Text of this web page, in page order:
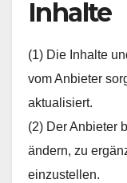
Inhalte
(1) Die Inhalte
vom Anbieter
aktualisiert.
(2) Der Anbieter
ändern, zu
einzustellen.